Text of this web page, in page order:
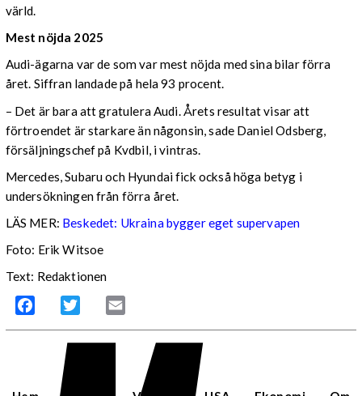
värld.
Mest nöjda 2025
Audi-ägarna var de som var mest nöjda med sina bilar förra
året. Siffran landade på hela 93 procent.
– Det är bara att gratulera Audi. Årets resultat visar att
förtroendet är starkare än någonsin, sade Daniel Odsberg,
försäljningschef på Kvdbil, i vintras.
Mercedes, Subaru och Hyundai fick också höga betyg i
undersökningen från förra året.
LÄS MER: Beskedet: Ukraina bygger eget supervapen
Foto: Erik Witsoe
Text: Redaktionen
Facebook Twitter